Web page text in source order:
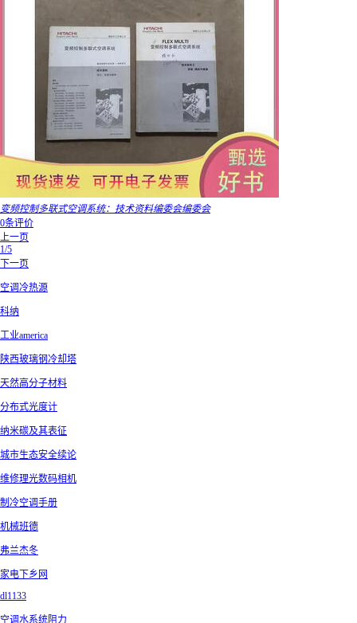
变频控制多联式空调系统：技术资料编委会编委会
0条评价
上一页
1/5
下一页
空调冷热源
科纳
工业america
陕西玻璃钢冷却塔
天然高分子材料
分布式光度计
纳米碳及其表征
城市生态安全续论
维修理光数码相机
制冷空调手册
机械班德
弗兰杰冬
家电下乡网
dl1133
空调水系统阻力